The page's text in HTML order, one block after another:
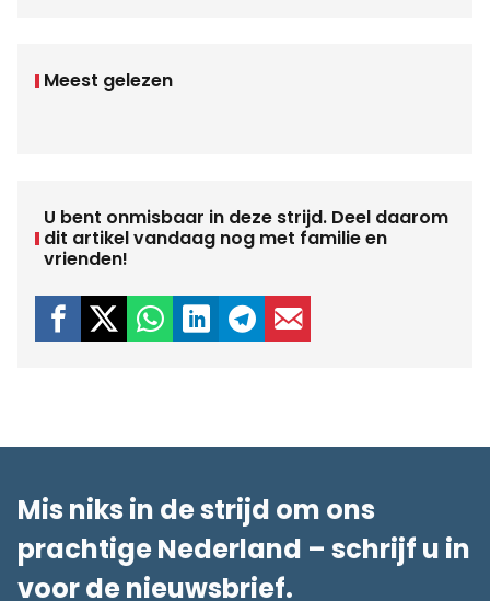
Meest gelezen
U bent onmisbaar in deze strijd. Deel daarom
dit artikel vandaag nog met familie en
vrienden!
Mis niks in de strijd om ons
prachtige Nederland – schrijf u in
voor de nieuwsbrief.